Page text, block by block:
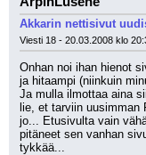
Akkarin nettisivut
Viesti 18 - 20.03.2008 klo
Onhan noi ihan hienot
ja hitaampi (niinkuin
Ja mulla ilmottaa aina
lie, et tarviin
jo... Etusivulta vain
pitäneet sen vanhan
tykkää...